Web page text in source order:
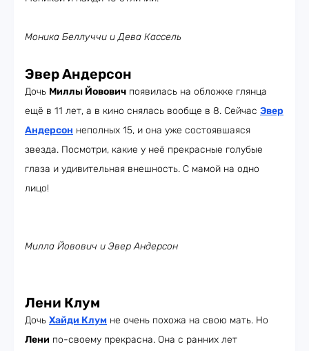
Моника Беллуччи и Дева Кассель
Эвер Андерсон
Дочь Миллы Йовович появилась на обложке глянца
ещё в 11 лет, а в кино снялась вообще в 8. Сейчас Эвер
Андерсон неполных 15, и она уже состоявшаяся
звезда. Посмотри, какие у неё прекрасные голубые
глаза и удивительная внешность. С мамой на одно
лицо!
Милла Йовович и Эвер Андерсон
Лени Клум
Дочь Хайди Клум не очень похожа на свою мать. Но
Лени по-своему прекрасна. Она с ранних лет